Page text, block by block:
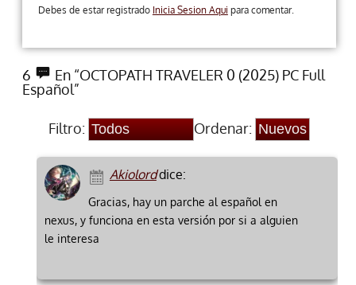
Debes de estar registrado Inicia Sesion Aqui para comentar.
6
En “OCTOPATH TRAVELER 0 (2025) PC Full
Español”
Filtro: Ordenar:
Akiolorddice:
Gracias, hay un parche al español en
nexus, y funciona en esta versión por si a alguien
le interesa